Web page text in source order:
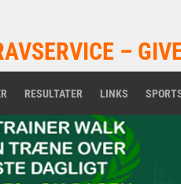
–
RESULTATER LINKS